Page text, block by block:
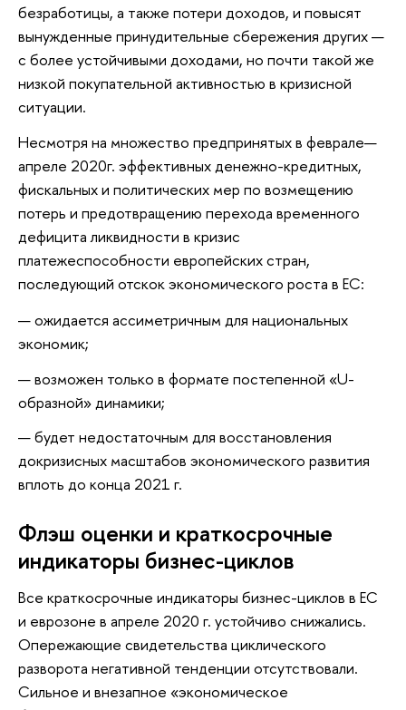
безработицы, а также потери доходов, и повысят
вынужденные принудительные сбережения других —
с более устойчивыми доходами, но почти такой же
низкой покупательной активностью в кризисной
ситуации.
Несмотря на множество предпринятых в феврале—
апреле 2020г. эффективных денежно-кредитных,
фискальных и политических мер по возмещению
потерь и предотвращению перехода временного
дефицита ликвидности в кризис
платежеспособности европейских стран,
последующий отскок экономического роста в ЕС:
ожидается ассиметричным для национальных
экономик;
возможен только в формате постепенной «U-
образной» динамики;
будет недостаточным для восстановления
докризисных масштабов экономического развития
вплоть до конца 2021 г.
Флэш оценки и краткосрочные
индикаторы бизнес-циклов
Все краткосрочные индикаторы бизнес-циклов в ЕС
и еврозоне в апреле 2020 г. устойчиво снижались.
Опережающие свидетельства циклического
разворота негативной тенденции отсутствовали.
Сильное и внезапное «экономическое